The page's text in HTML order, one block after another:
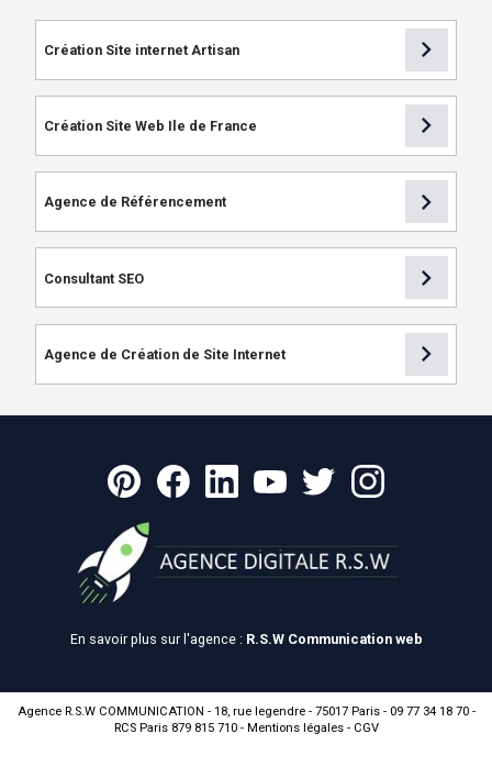
Création Site internet Artisan chevron_right
Création Site Web Ile de France chevron_right
Agence de Référencement chevron_right
Consultant SEO chevron_right
Agence de Création de Site Internet chevron_right
En savoir plus sur l'agence : R.S.W Communication web
Agence R.S.W COMMUNICATION - 18, rue legendre - 75017 Paris - 09 77 34 18 70 -
RCS Paris 879 815 710 - Mentions légales- CGV